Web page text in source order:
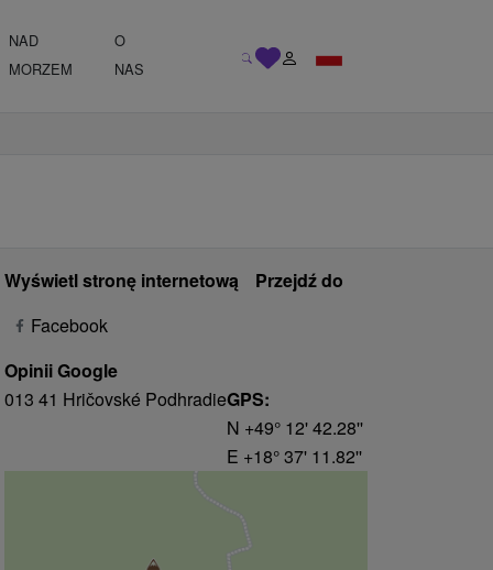
NAD
MORZEM
O
NAS
Wyświetl stronę internetową
Przejdź do
Facebook
Opinii Google
013 41 Hričovské PodhradieGPS:
N +49° 12' 42.28''
E +18° 37' 11.82''